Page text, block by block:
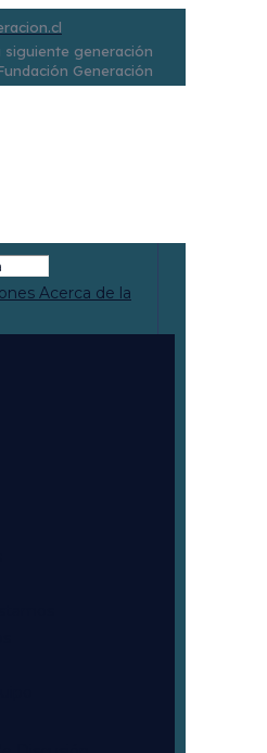
siguiente generación
Generación